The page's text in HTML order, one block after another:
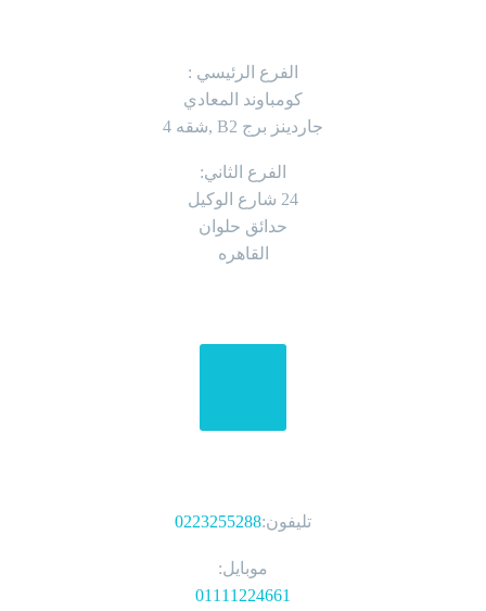
الفرع الرئيسي :
كومباوند المعادي
جاردينز برج B2 ,شقه 4
الفرع الثاني:
24 شارع الوكيل
حدائق حلوان
القاهره
تليفون:0223255288
موبايل:
01111224661